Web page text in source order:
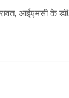
रावत, आईएमसी के